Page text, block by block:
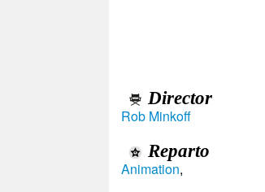
Director
Rob Minkoff
Reparto
Animation,